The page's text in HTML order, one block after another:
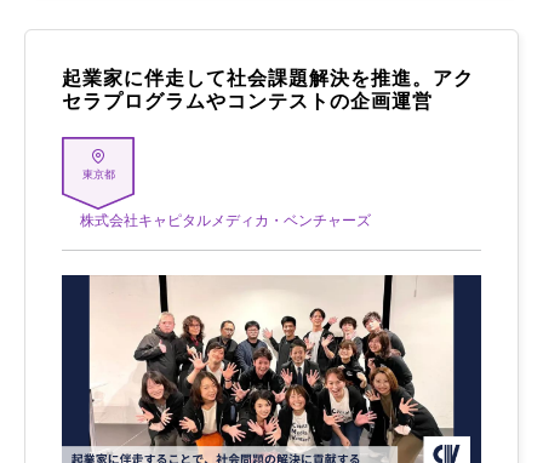
起業家に伴走して社会課題解決を推進。アク
セラプログラムやコンテストの企画運営
東京都
株式会社キャピタルメディカ・ベンチャーズ